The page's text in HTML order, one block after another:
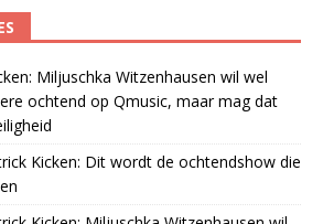
Miljuschka Witzenhausen wil wel
ochtend op Qmusic, maar mag dat
Kicken: Dit wordt de ochtendshow die